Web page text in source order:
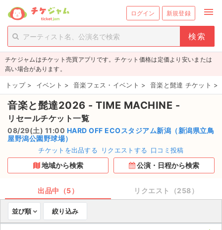
ログイン 新規登録 menu
person_add 新規会員登録
チケットを探す
新着チケット
値下げしたチケット
都道府県からチケットを探す
もうすぐ開催のチケット
チケットのリクエスト一覧
取扱チケット
ライブ・コンサート（国内）
チケジャムはチケット売買アプリです。チケット価格は定価より安いまたは
高い場合があります。
トップ > イベント > 音楽フェス・イベント > 音楽と髭達 チケット >
音楽と髭達2026 - TIME MACHINE -
リセールチケット一覧
08/29(土) 11:00 HARD OFF ECOスタジアム新潟（新潟県立鳥
屋野潟公園野球場）
チケットを出品する リクエストする 口コミ投稿
地域から検索 公演・日程から検索
出品中（5） リクエスト（258）
並び順 絞り込み